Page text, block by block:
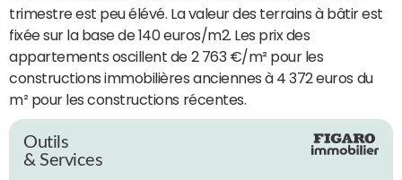
trimestre est peu élévé. La valeur des terrains à bâtir est
fixée sur la base de 140 euros/m2. Les prix des
appartements oscillent de 2 763 €/m² pour les
constructions immobilières anciennes à 4 372 euros du
m² pour les constructions récentes.
Outils
& Services